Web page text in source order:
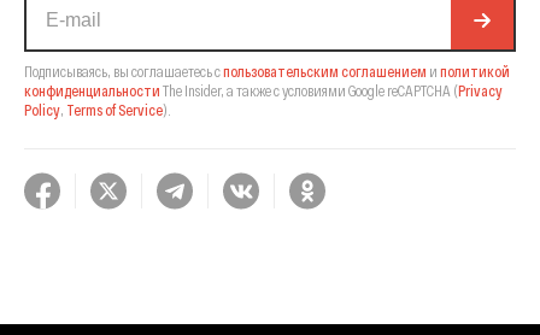
Подписываясь, вы соглашаетесь спользовательским соглашением и политикой
конфиденциальности The Insider, а также с условиями Google reCAPTCHA (Privacy
Policy, Terms of Service).